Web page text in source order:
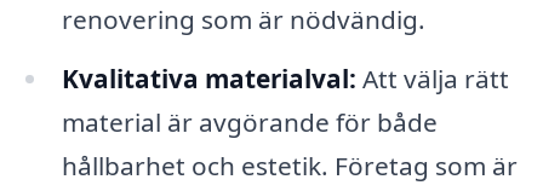
renovering som är nödvändig.
Kvalitativa materialval: Att välja rätt
material är avgörande för både
hållbarhet och estetik. Företag som är